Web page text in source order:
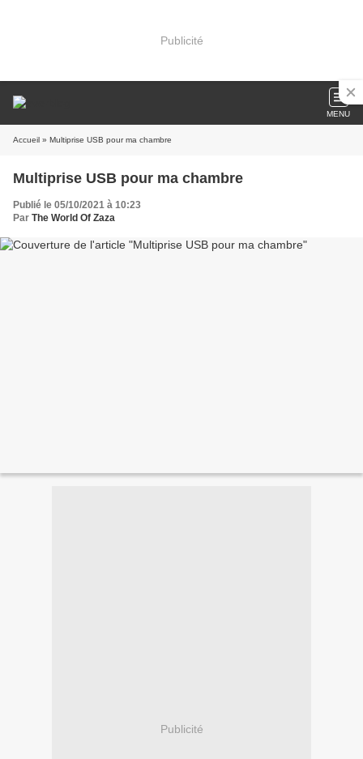
Publicité
MENU
Accueil » Multiprise USB pour ma chambre
Multiprise USB pour ma chambre
Publié le 05/10/2021 à 10:23
Par The World Of Zaza
Publicité